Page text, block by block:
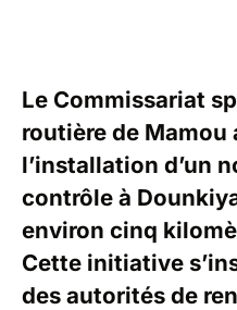
Le Commissariat
routière de Mamou
l’installation d’un
contrôle à
environ cinq
Cette initiative
des autorités de